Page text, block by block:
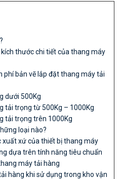
thước chi tiết của thang máy
phí bản vẽ lắp đặt thang máy tải
dưới 500Kg
tải trọng từ 500Kg – 1000Kg
tải trọng trên 1000Kg
loại nào?
xuất xứ của thiết bị thang máy
dựa trên tính năng tiêu chuẩn
máy tải hàng
hàng khi sử dụng trong kho vận